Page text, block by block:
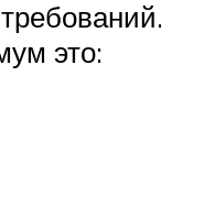
это: